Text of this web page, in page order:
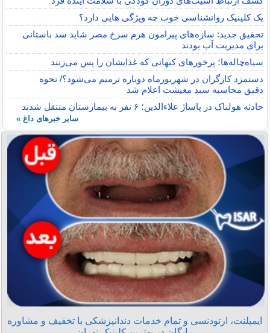
یک کلینیک روانشناسی خوب چه ویژگی هایی دارد؟
تحقیق جدید: سازه‌های پیرامون هرم سرخ مصر شاید سد باستانی
برای مدیریت آب بودند
سیاه‌چاله‌ها؛ پرخورهای کیهانی که غذایشان را پس می‌زنند
دستمزد کارگران در شهریورماه دوباره ترمیم می‌شود؟/ نحوه
دقیق محاسبه سبد معیشت اعلام شد
حادثه هولناک در پاساژ علاءالدین؛ ۶ نفر به بیمارستان منتقل شدند
سایر خبرهای داغ »
ایمپلنت، ارتودنسی و تمام خدمات دندانپزشکی با تخفیف و مشاوره